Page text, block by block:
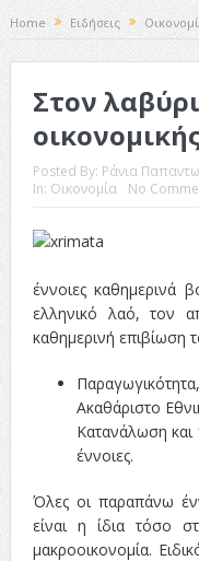
Κριτικές ταινιών: Ο
Σχεδιασμός που
Σπιρτόκουτο: η
ταινία
Το Top 5 της
Η Φροντίδα Έχει
Τρία Βήματα
Όψεις και Απόψεις
Home Ειδήσεις
Στον
Posted By: Ράνια
In: Οικονομία No
έννοιες καθημερινά
ελληνικό λαό, τον
καθημερινή επιβίωση
Ακαθάριστο
Κατανάλωση και
έννοιες.
Όλες οι παραπάνω
είναι η ίδια τόσο
μακροοικονομία.